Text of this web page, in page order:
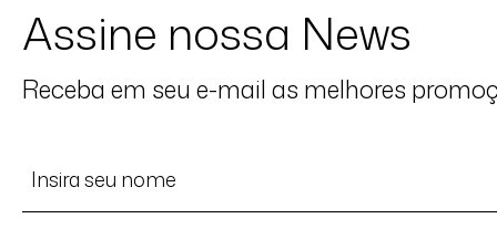
Assine nossa News
Receba em seu e-mail as melhores